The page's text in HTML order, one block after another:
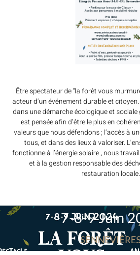
Être spectateur de “la forêt vous
acteur d’un événement durable et
dans une démarche écologique et
est pensée afin d’être le plus en
valeurs que nous défendons ; l’accès à
tous, et dans des lieux à valoriser.
fonctionne à l’énergie solaire , nous
et à la gestion responsable des
restauration locale.
7-8-9 Juin